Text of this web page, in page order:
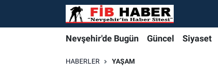
Nevşehir'de Bugün Güncel Siyaset
HABERLER YAŞAM
Foto Galeri
Nevşehir'de Bugün
Nevşehir'de Bugün
Nevşehir'de Bugün
Nöbetçi Eczaneler
Hava Durumu